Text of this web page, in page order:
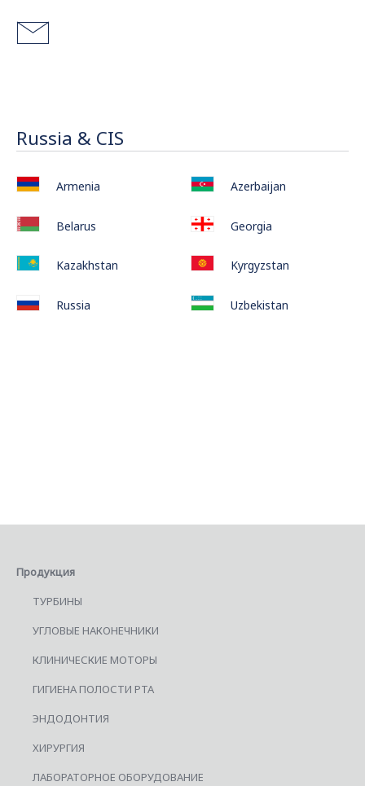
Russia & CIS
Armenia Azerbaijan
Belarus Georgia
Kazakhstan Kyrgyzstan
Russia Uzbekistan
Продукция
ТУРБИНЫ
УГЛОВЫЕ НАКОНЕЧНИКИ
КЛИНИЧЕСКИЕ МОТОРЫ
ГИГИЕНА ПОЛОСТИ РТА
ЭНДОДОНТИЯ
ХИРУРГИЯ
ЛАБОРАТОРНОЕ ОБОРУДОВАНИЕ